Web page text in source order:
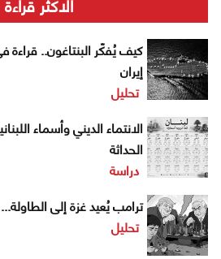
كيف يُفكّر البنتاغون..
إيران
تحليل
الانتماء الديني وأسماء
الحداثة
دراسة
ترامب يُعيد غزة إلى
تحليل